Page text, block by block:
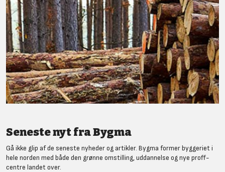
Seneste nyt fra Bygma
Gå ikke glip af de seneste nyheder og artikler. Bygma former byggeriet i
hele norden med både den grønne omstilling, uddannelse og nye proff-
centre landet over.